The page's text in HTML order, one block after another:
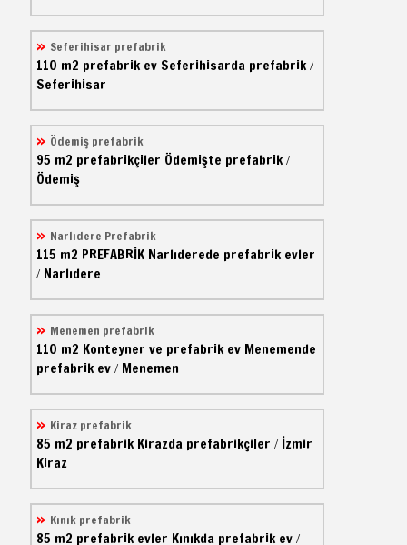
Seferihisar prefabrik
110 m2 prefabrik ev Seferihisarda prefabrik/
Seferihisar
Ödemiş prefabrik
95 m2 prefabrikçiler Ödemişte prefabrik/
Ödemiş
Narlıdere Prefabrik
115 m2 PREFABRİK Narlıderede prefabrik evler
/ Narlıdere
Menemen prefabrik
110 m2 Konteyner ve prefabrik ev Menemende
prefabrik ev/ Menemen
Kiraz prefabrik
85 m2 prefabrik Kirazda prefabrikçiler / İzmir
Kiraz
Kınık prefabrik
85 m2 prefabrik evler Kınıkda prefabrik ev/